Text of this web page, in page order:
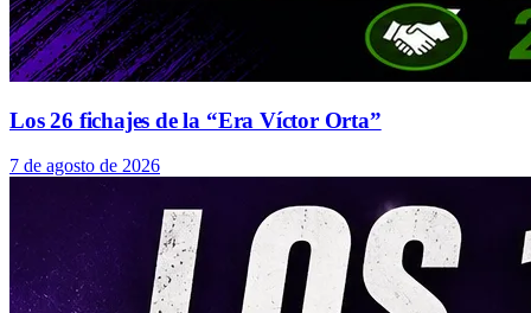
Los 26 fichajes de la “Era Víctor Orta”
7 de agosto de 2026